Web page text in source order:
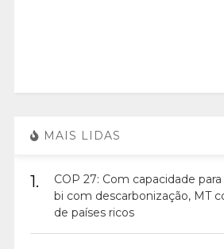
MAIS LIDAS
1.
COP 27: Com capacidade
bi com descarbonização, MT
de países ricos